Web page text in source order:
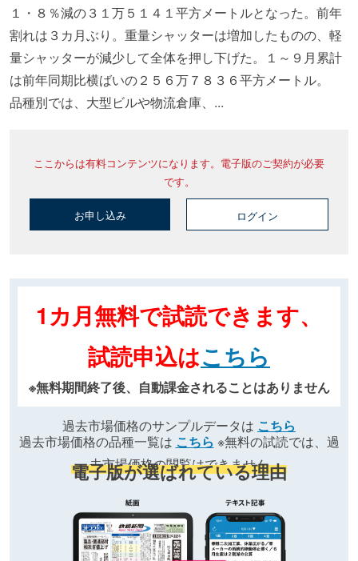
１・８％減の３１万５１４１平方メートルとなった。前年
割れは３カ月ぶり。重量シャッターは増加したものの、軽
量シャッターが減少して全体を押し下げた。１～９月累計
は前年同期比横ばいの２５６万７８３６平方メートル。
品種別では、大型ビルや物流倉庫、...
ここからは有料コンテンツになります。電子版のご契約が必要
です。
お申し込み ログイン
1カ月無料で試読できます、
試読申込はこちら
※無料期間終了後、自動課金されることはありません
過去市場価格のサンプルデータは こちら
過去市場価格の品種一覧は こちら ※無料の試読では、過
去市場価格の閲覧はできません
電子版が選ばれている理由